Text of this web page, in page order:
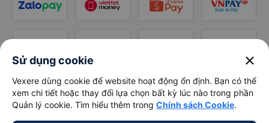
Sử dụng cookie close
Vexere dùng cookie để website hoạt động ổn định. Bạn có thể
xem chi tiết hoặc thay đổi lựa chọn bất kỳ lúc nào trong phần
Quản lý cookie. Tìm hiểu thêm trong Chính sách Cookie.